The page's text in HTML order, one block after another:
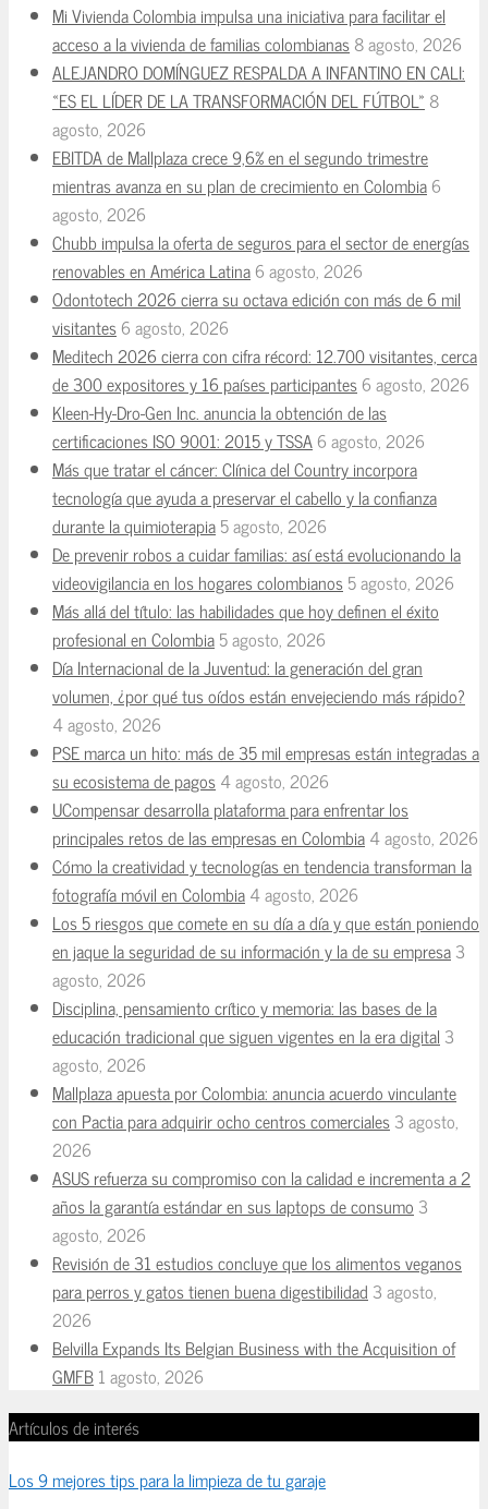
Mi Vivienda Colombia impulsa una iniciativa para facilitar el
acceso a la vivienda de familias colombianas8 agosto, 2026
ALEJANDRO DOMÍNGUEZ RESPALDA A INFANTINO EN CALI:
«ES EL LÍDER DE LA TRANSFORMACIÓN DEL FÚTBOL» 8
agosto, 2026
EBITDA de Mallplaza crece 9,6% en el segundo trimestre
mientras avanza en su plan de crecimiento en Colombia6
agosto, 2026
Chubb impulsa la oferta de seguros para el sector de energías
renovables en América Latina6 agosto, 2026
Odontotech 2026 cierra su octava edición con más de 6 mil
visitantes6 agosto, 2026
Meditech 2026 cierra con cifra récord: 12.700 visitantes, cerca
de 300 expositores y 16 países participantes6 agosto, 2026
Kleen-Hy-Dro-Gen Inc. anuncia la obtención de las
certificaciones ISO 9001: 2015 y TSSA6 agosto, 2026
Más que tratar el cáncer: Clínica del Country incorpora
tecnología que ayuda a preservar el cabello y la confianza
durante la quimioterapia5 agosto, 2026
De prevenir robos a cuidar familias: así está evolucionando la
videovigilancia en los hogares colombianos5 agosto, 2026
Más allá del título: las habilidades que hoy definen el éxito
profesional en Colombia5 agosto, 2026
Día Internacional de la Juventud: la generación del gran
volumen, ¿por qué tus oídos están envejeciendo más rápido?
4 agosto, 2026
PSE marca un hito: más de 35 mil empresas están integradas a
su ecosistema de pagos4 agosto, 2026
UCompensar desarrolla plataforma para enfrentar los
principales retos de las empresas en Colombia4 agosto, 2026
Cómo la creatividad y tecnologías en tendencia transforman la
fotografía móvil en Colombia4 agosto, 2026
Los 5 riesgos que comete en su día a día y que están poniendo
en jaque la seguridad de su información y la de su empresa3
agosto, 2026
Disciplina, pensamiento crítico y memoria: las bases de la
educación tradicional que siguen vigentes en la era digital 3
agosto, 2026
Mallplaza apuesta por Colombia: anuncia acuerdo vinculante
con Pactia para adquirir ocho centros comerciales3 agosto,
2026
ASUS refuerza su compromiso con la calidad e incrementa a 2
años la garantía estándar en sus laptops de consumo 3
agosto, 2026
Revisión de 31 estudios concluye que los alimentos veganos
para perros y gatos tienen buena digestibilidad 3 agosto,
2026
Belvilla Expands Its Belgian Business with the Acquisition of
GMFB1 agosto, 2026
Artículos de interés
Los 9 mejores tips para la limpieza de tu garaje